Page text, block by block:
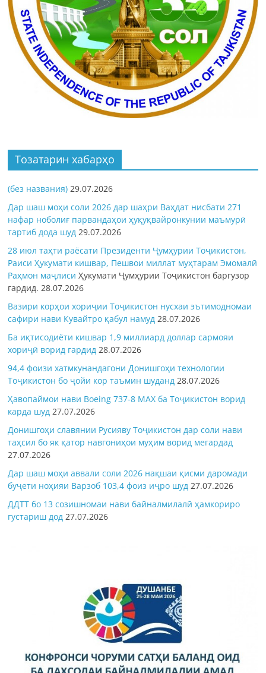
Тозатарин хабарҳо
(без названия) 29.07.2026
Дар шаш моҳи соли 2026 дар шаҳри Ваҳдат нисбати 271
нафар ноболиғ парвандаҳои ҳуқуқвайронкунии маъмурӣ
тартиб дода шуд 29.07.2026
28 июл таҳти раёсати Президенти Ҷумҳурии Тоҷикистон,
Раиси Ҳукумати кишвар, Пешвои миллат муҳтарам Эмомалӣ
Раҳмон маҷлисиҲукумати Ҷумҳурии Тоҷикистон баргузор
гардид.28.07.2026
Вазири корҳои хориҷии Тоҷикистон нусхаи эътимодномаи
сафири нави Кувайтро қабул намуд 28.07.2026
Ба иқтисодиёти кишвар 1,9 миллиард доллар сармояи
хориҷӣ ворид гардид 28.07.2026
94,4 фоизи хатмкунандагони Донишгоҳи технологии
Тоҷикистон бо ҷойи кор таъмин шуданд 28.07.2026
Ҳавопаймои нави Boeing 737-8 MAX ба Тоҷикистон ворид
карда шуд 27.07.2026
Донишгоҳи славянии Русияву Тоҷикистон дар соли нави
таҳсил бо як қатор навгониҳои муҳим ворид мегардад
27.07.2026
Дар шаш моҳи аввали соли 2026 нақшаи қисми даромади
буҷети ноҳияи Варзоб 103,4 фоиз иҷро шуд 27.07.2026
ДДТТ бо 13 созишномаи нави байналмилалӣ ҳамкориро
густариш дод 27.07.2026